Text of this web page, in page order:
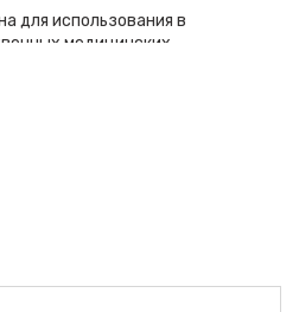
для использования в
медицинских
где высокие требования
RS85 является лучшим
поверхностных
эхокардиографию.